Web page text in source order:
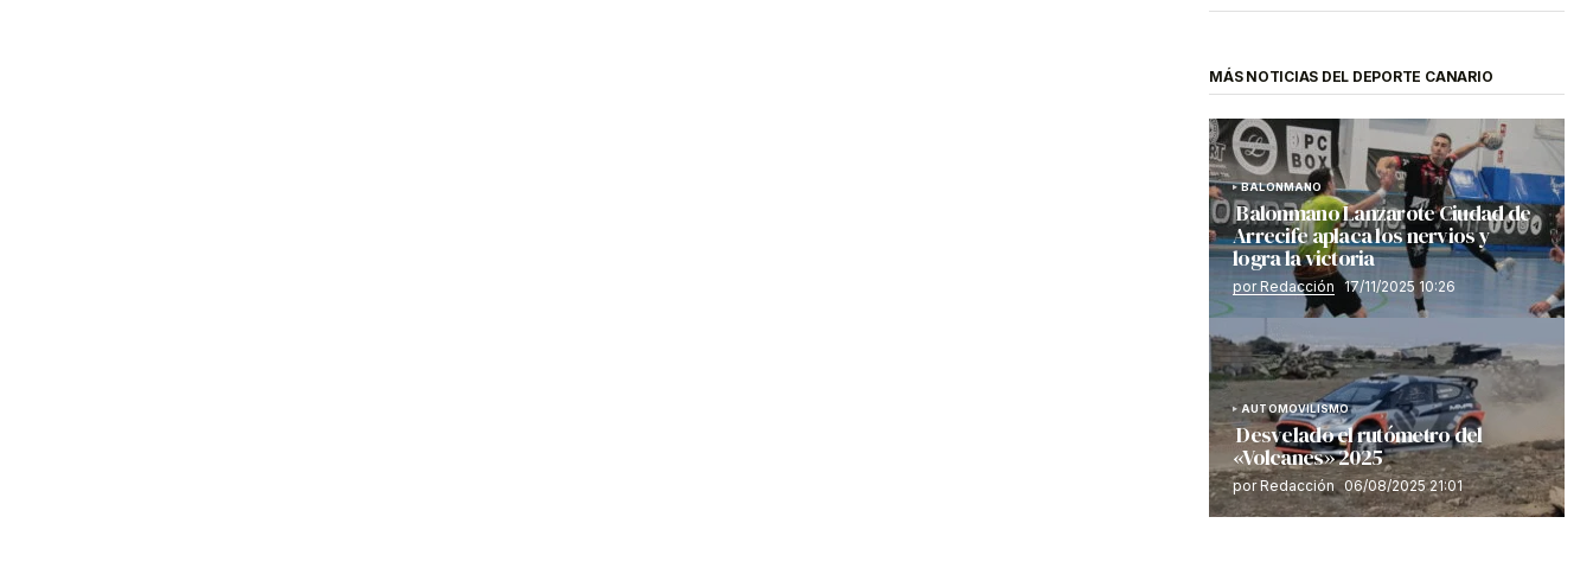
MÁS NOTICIAS DEL DEPORTE CANARIO
BALONMANO
Balonmano Lanzarote Ciudad de
Arrecife aplaca los nervios y
logra la victoria
por Redacción 17/11/2025 10:26
AUTOMOVILISMO
Desvelado el rutómetro del
«Volcanes» 2025
por Redacción 06/08/2025 21:01